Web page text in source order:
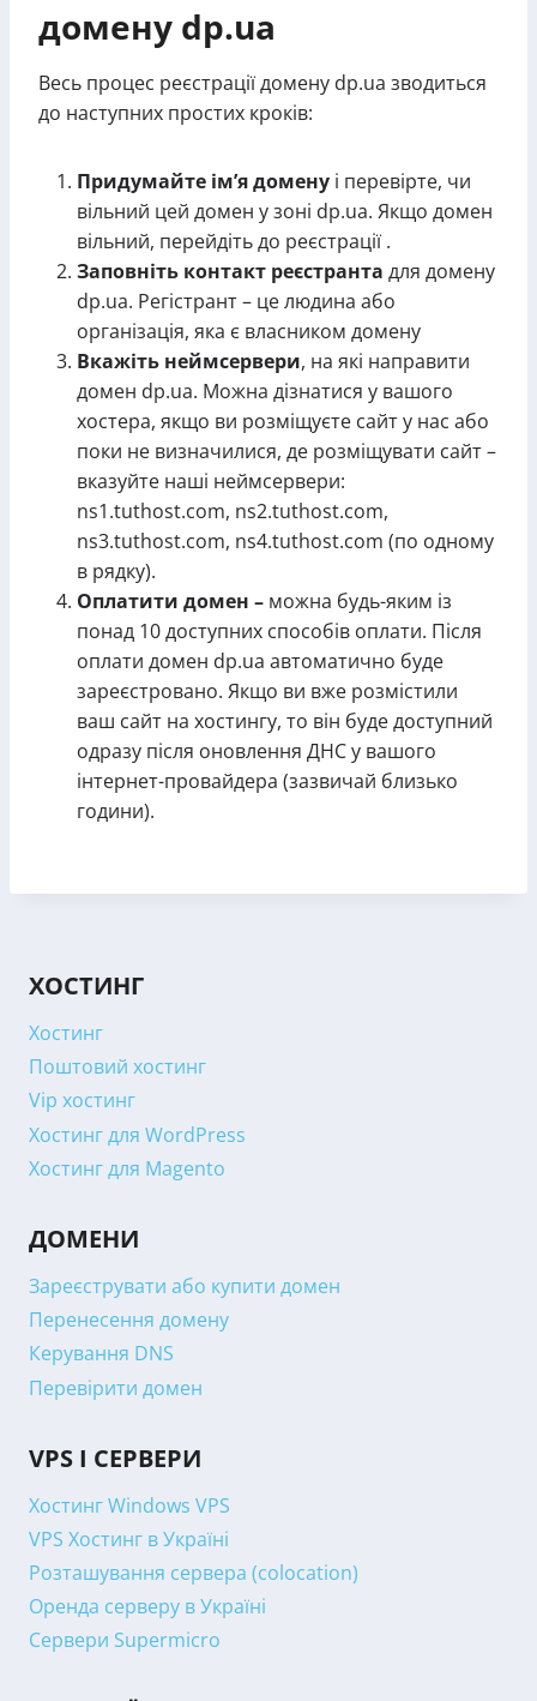
домену dp.ua
Весь процес реєстрації домену dp.ua зводиться
до наступних простих кроків:
Придумайте ім’я домену і перевірте, чи
вільний цей домен у зоні dp.ua. Якщо домен
вільний, перейдіть до реєстрації .
Заповніть контакт реєстранта для домену
dp.ua. Регістрант – це людина або
організація, яка є власником домену
Вкажіть неймсервери, на які направити
домен dp.ua. Можна дізнатися у вашого
хостера, якщо ви розміщуєте сайт у нас або
поки не визначилися, де розміщувати сайт –
вказуйте наші неймсервери:
ns1.tuthost.com, ns2.tuthost.com,
ns3.tuthost.com, ns4.tuthost.com (по одному
в рядку).
Оплатити домен – можна будь-яким із
понад 10 доступних способів оплати. Після
оплати домен dp.ua автоматично буде
зареєстровано. Якщо ви вже розмістили
ваш сайт на хостингу, то він буде доступний
одразу після оновлення ДНС у вашого
інтернет-провайдера (зазвичай близько
години).
ХОСТИНГ
Хостинг
Поштовий хостинг
Vip хостинг
Хостинг для WordPress
Хостинг для Magento
ДОМЕНИ
Зареєструвати або купити домен
Перенесення домену
Керування DNS
Перевірити домен
VPS І СЕРВЕРИ
Хостинг Windows VPS
VPS Хостинг в Україні
Розташування сервера (colocation)
Оренда серверу в Україні
Сервери Supermicro